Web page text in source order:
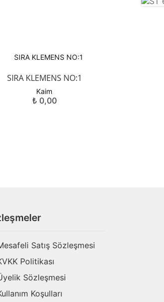
SIRA KLEMENS NO:1
Kaim
₺ 0,00
Satış Sözleşmesi
Politikası
Sözleşmesi
Koşulları